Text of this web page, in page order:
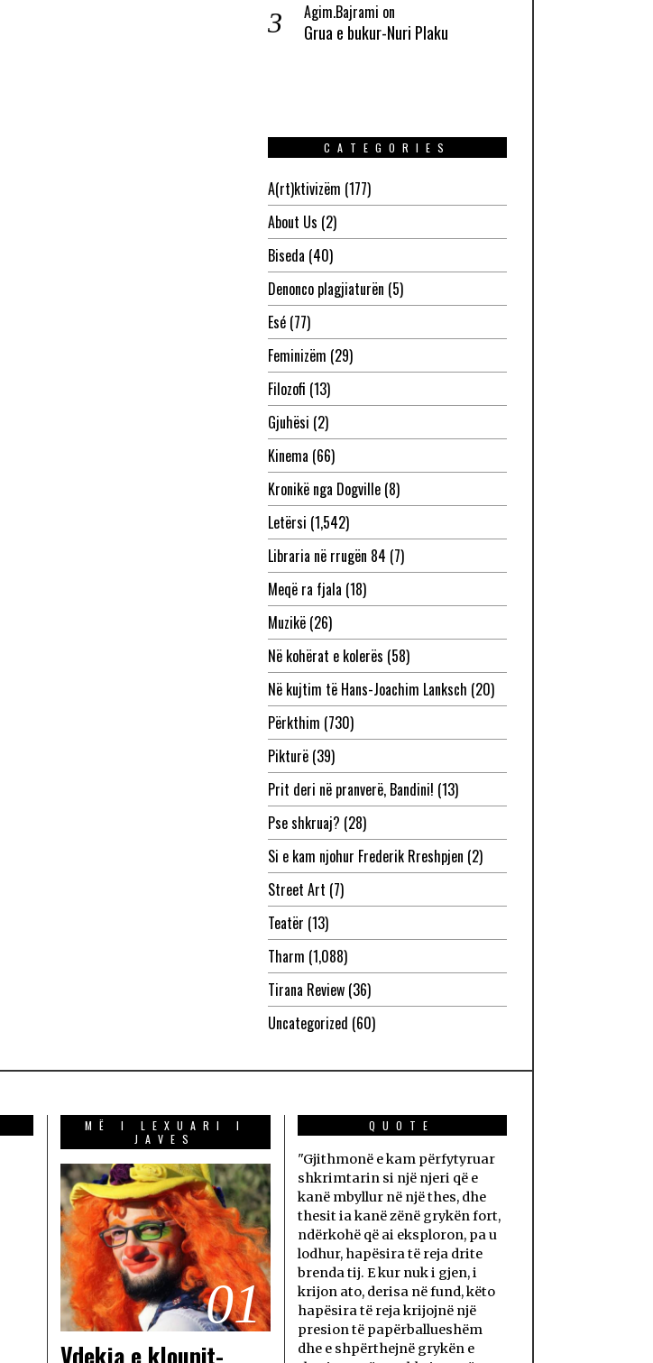
Agim.Bajrami on
Grua e bukur-Nuri Plaku
CATEGORIES
A(rt)ktivizëm (177)
About Us (2)
Biseda (40)
Denonco plagjiaturën (5)
Esé(77)
Feminizëm (29)
Filozofi (13)
Gjuhësi (2)
Kinema (66)
Kronikë nga Dogville(8)
Letërsi (1,542)
Libraria në rrugën 84 (7)
Meqë ra fjala (18)
Muzikë(26)
Në kohërat e kolerës (58)
Në kujtim të Hans-Joachim Lanksch (20)
Përkthim (730)
Pikturë(39)
Prit deri në pranverë, Bandini! (13)
Pse shkruaj? (28)
Si e kam njohur Frederik Rreshpjen (2)
Street Art (7)
Teatër (13)
Tharm (1,088)
Tirana Review(36)
Uncategorized (60)
MË I LEXUARI I
JAVES
01
Vdekja e klounit-
QUOTE
"Gjithmonë e kam përfytyruar
shkrimtarin si një njeri që e
kanë mbyllur në një thes, dhe
thesit ia kanë zënë grykën fort,
ndërkohë që ai eksploron, pa u
lodhur, hapësira të reja drite
brenda tij. E kur nuk i gjen, i
krijon ato, derisa në fund, këto
hapësira të reja krijojnë një
presion të papërballueshëm
dhe e shpërthejnë grykën e